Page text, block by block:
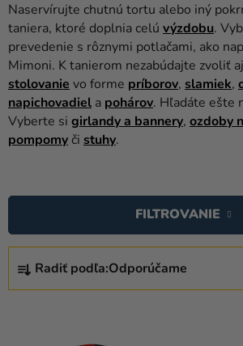
Svadba
Párty
Výzdoba
a
doplnky
masky
Oblečenie
Pečenie
Naservírujte chutnú tortu alebo iný
taniera, ktoré doplnia celú výzdobu.
prevedenie s rôznymi potlačami, ako
Mimoni. K tanierom nezabúdajte zvoliť
stolovanie vo forme príborov, slamiek,
napichovadiel a pohárov. Hľadáte ešte
Vyberte si girlandy a bannery, ozdoby
pompomy či stuhy.
A
D
Radiť podľa:Odporúčame
FILTROVANIE
Ý
P
I
S
P